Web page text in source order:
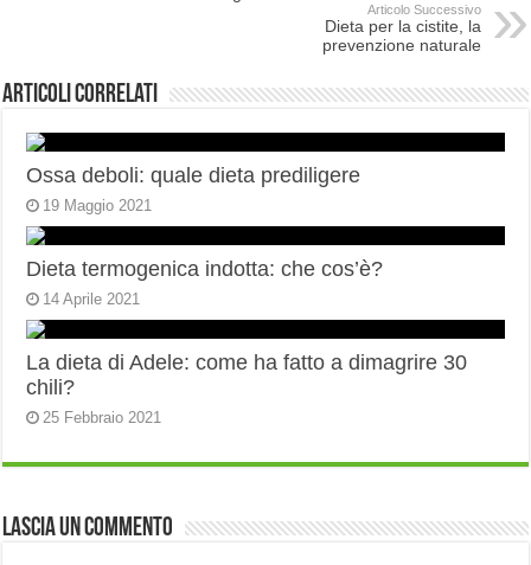
Articolo Successivo
Dieta per la cistite, la
prevenzione naturale
Articoli correlati
Ossa deboli: quale dieta prediligere
19 Maggio 2021
Dieta termogenica indotta: che cos’è?
14 Aprile 2021
La dieta di Adele: come ha fatto a dimagrire 30
chili?
25 Febbraio 2021
Lascia un commento